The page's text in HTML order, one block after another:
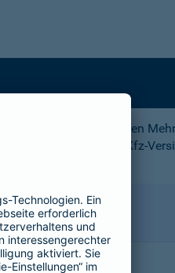
Vertragsstrafe und den
des mit Ihrem Kfz-